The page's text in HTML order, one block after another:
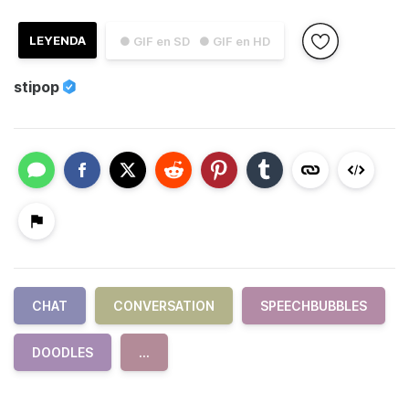
● GIF en SD ● GIF en HD
LEYENDA
stipop
CHAT CONVERSATION SPEECHBUBBLES
DOODLES ...